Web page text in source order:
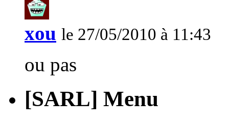
xou le 27/05/2010 à 11:43
ou pas
[SARL] Menu